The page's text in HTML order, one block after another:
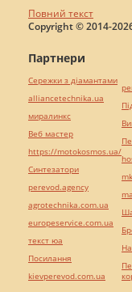
Повний текст
Copyright © 2014-
Партнери
Сережки з діамантами
alliancetechnika.ua
миралинкс
Веб мастер
https://motokosmos.ua/
Синтезатори
perevod.agency
agrotechnika.com.ua
europeservice.com.ua
текст юа
Посилання
kievperevod.com.ua